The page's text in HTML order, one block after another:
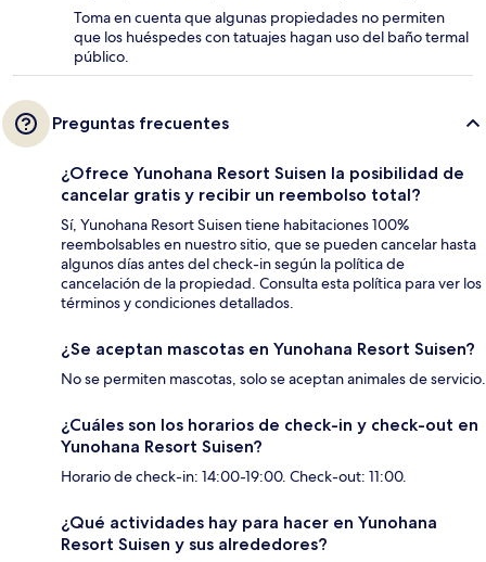
Toma en cuenta que algunas propiedades no permiten
que los huéspedes con tatuajes hagan uso del baño termal
público.
Preguntas frecuentes
¿Ofrece Yunohana Resort Suisen la posibilidad de
cancelar gratis y recibir un reembolso total?
Sí, Yunohana Resort Suisen tiene habitaciones 100%
reembolsables en nuestro sitio, que se pueden cancelar hasta
algunos días antes del check-in según la política de
cancelación de la propiedad. Consulta esta política para ver los
términos y condiciones detallados.
¿Se aceptan mascotas en Yunohana Resort Suisen?
No se permiten mascotas, solo se aceptan animales de servicio.
¿Cuáles son los horarios de check-in y check-out en
Yunohana Resort Suisen?
Horario de check-in: 14:00-19:00. Check-out: 11:00.
¿Qué actividades hay para hacer en Yunohana
Resort Suisen y sus alrededores?